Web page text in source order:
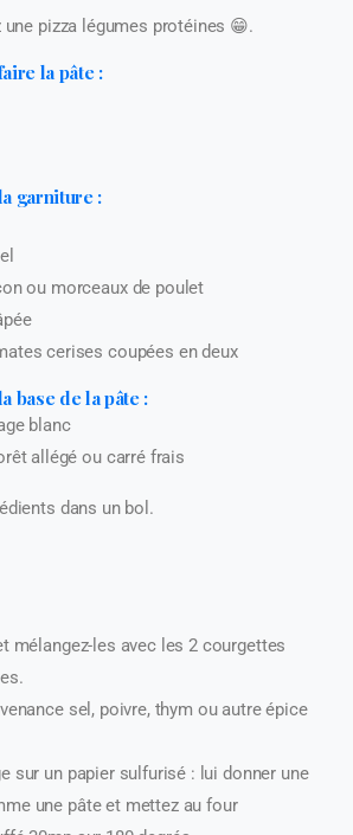
pizza légumes protéines 😁.
la pâte :
garniture :
ou morceaux de poulet
cerises coupées en deux
base de la pâte :
blanc
allégé ou carré frais
dans un bol.
mélangez-les avec les 2 courgettes
sel, poivre, thym ou autre épice
sur un papier sulfurisé : lui donner une
une pâte et mettez au four